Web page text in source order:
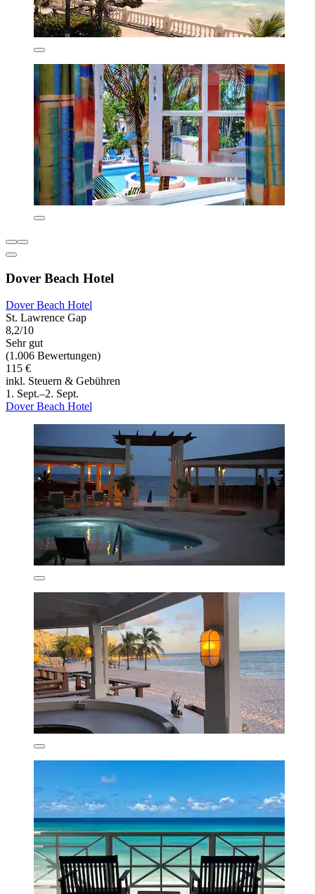
Dover Beach Hotel
Dover Beach Hotel
St. Lawrence Gap
8,2/10
Sehr gut
(1.006 Bewertungen)
115 €
inkl. Steuern & Gebühren
1. Sept.–2. Sept.
Dover Beach Hotel